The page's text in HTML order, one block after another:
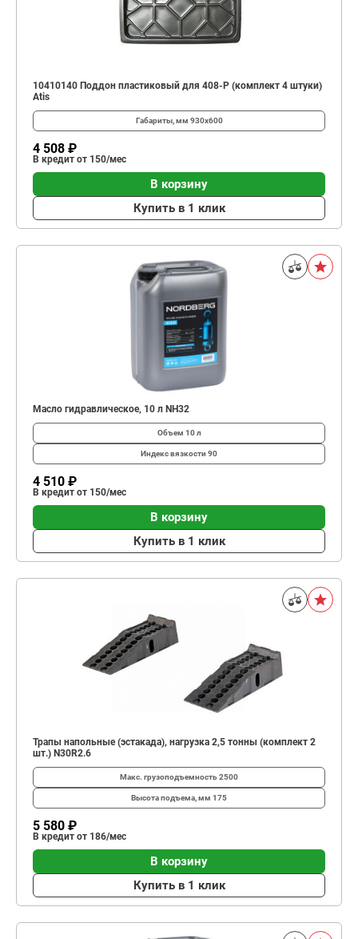
10410140 Поддон пластиковый для 408-P (комплект 4 штуки)
Atis
Габариты, мм 930х600
4 508 ₽
В кредит от 150/мес
В корзину
Купить в 1 клик
Масло гидравлическое, 10 л NH32
Объем 10 л
Индекс вязкости 90
4 510 ₽
В кредит от 150/мес
В корзину
Купить в 1 клик
Трапы напольные (эстакада), нагрузка 2,5 тонны (комплект 2
шт.) N30R2.6
Макс. грузоподъемность2500
Высота подъема, мм 175
5 580 ₽
В кредит от 186/мес
В корзину
Купить в 1 клик